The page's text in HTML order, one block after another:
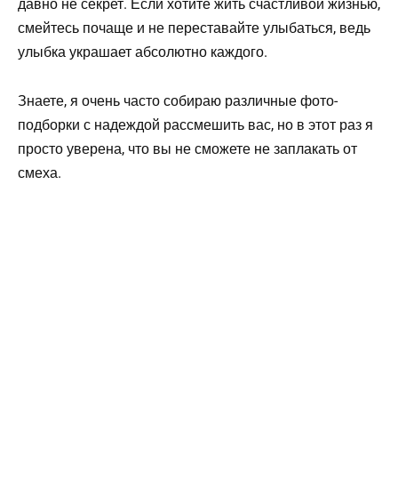
давно не секрет. Если хотите жить счастливой жизнью,
смейтесь почаще и не переставайте улыбаться, ведь
улыбка украшает абсолютно каждого.
Знаете, я очень часто собираю различные фото-
подборки с надеждой рассмешить вас, но в этот раз я
просто уверена, что вы не сможете не заплакать от
смеха.